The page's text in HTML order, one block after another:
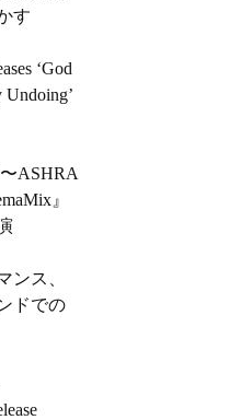
す
‘God
Undoing’
ASHRA
』
ンス、
ドでの